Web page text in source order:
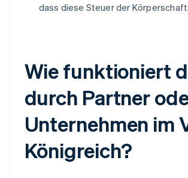
dass diese Steuer der
Wie funktioniert
durch Partner
Unternehmen im
Königreich?